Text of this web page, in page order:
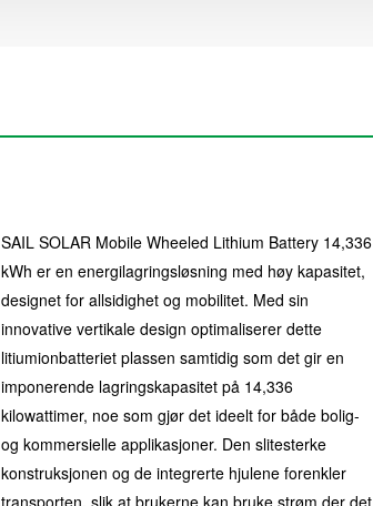
SAIL SOLAR Mobile Wheeled Lithium Battery 14,336
kWh er en energilagringsløsning med høy kapasitet,
designet for allsidighet og mobilitet. Med sin
innovative vertikale design optimaliserer dette
litiumionbatteriet plassen samtidig som det gir en
imponerende lagringskapasitet på 14,336
kilowattimer, noe som gjør det ideelt for både bolig-
og kommersielle applikasjoner. Den slitesterke
konstruksjonen og de integrerte hjulene forenkler
transporten, slik at brukerne kan bruke strøm der det